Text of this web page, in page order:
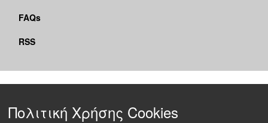
FAQs
RSS
Πολιτική Χρήσης Cookies